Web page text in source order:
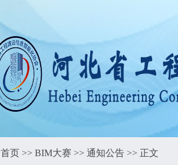
首页 >> BIM大赛 >> 通知公告 >> 正文